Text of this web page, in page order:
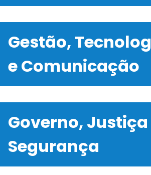
Gestão,
e Comunicação
Governo, Justiça
Segurança